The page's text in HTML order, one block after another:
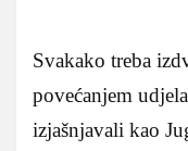
Svakako treba
povećanjem
izjašnjavali kao